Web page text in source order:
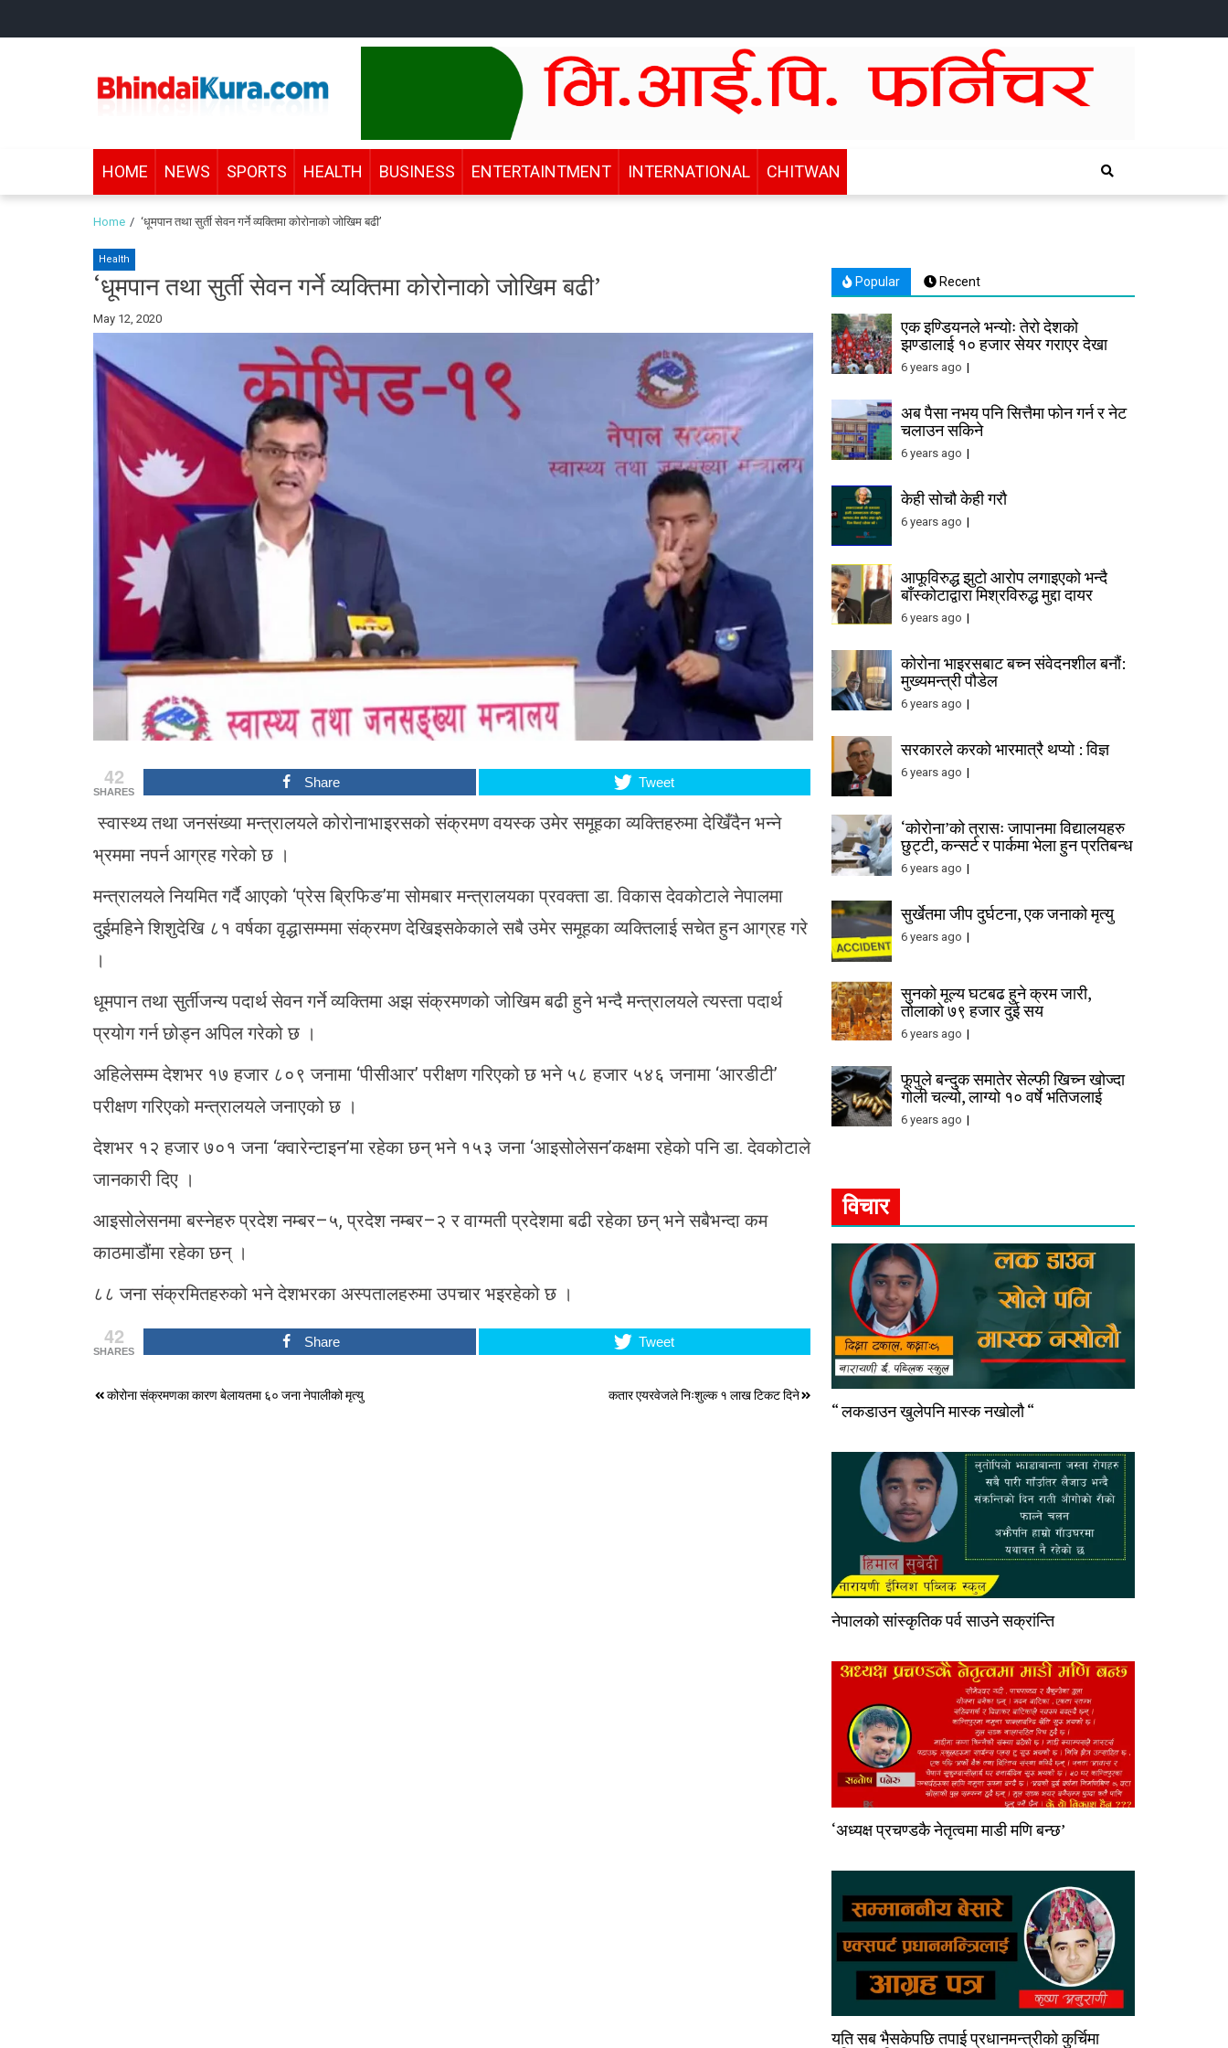
Bhindai Kura
HOME NEWS SPORTS HEALTH BUSINESS ENTERTAINTMENT INTERNATIONAL CHITWAN
Home ‘धूमपान तथा सुर्ती सेवन गर्ने व्यक्तिमा कोरोनाको जोखिम बढी’
Health
‘धूमपान तथा सुर्ती सेवन गर्ने व्यक्तिमा कोरोनाको जोखिम बढी’
By
Bhindai
Kura
May 12, 2020
42
SHARES
Share Tweet
स्वास्थ्य तथा जनसंख्या मन्त्रालयले कोरोनाभाइरसको संक्रमण वयस्क उमेर समूहका व्यक्तिहरुमा देखिँदैन भन्ने
भ्रममा नपर्न आग्रह गरेको छ ।
मन्त्रालयले नियमित गर्दै आएको ‘प्रेस ब्रिफिङ’मा सोमबार मन्त्रालयका प्रवक्ता डा. विकास देवकोटाले नेपालमा
दुईमहिने शिशुदेखि ८१ वर्षका वृद्धासम्ममा संक्रमण देखिइसकेकाले सबै उमेर समूहका व्यक्तिलाई सचेत हुन आग्रह गरे
।
धूमपान तथा सुर्तीजन्य पदार्थ सेवन गर्ने व्यक्तिमा अझ संक्रमणको जोखिम बढी हुने भन्दै मन्त्रालयले त्यस्ता पदार्थ
प्रयोग गर्न छोड्न अपिल गरेको छ ।
अहिलेसम्म देशभर १७ हजार ८०९ जनामा ‘पीसीआर’ परीक्षण गरिएको छ भने ५८ हजार ५४६ जनामा ‘आरडीटी’
परीक्षण गरिएको मन्त्रालयले जनाएको छ ।
देशभर १२ हजार ७०१ जना ‘क्वारेन्टाइन’मा रहेका छन् भने १५३ जना ‘आइसोलेसन’कक्षमा रहेको पनि डा. देवकोटाले
जानकारी दिए ।
आइसोलेसनमा बस्नेहरु प्रदेश नम्बर–५, प्रदेश नम्बर–२ र वाग्मती प्रदेशमा बढी रहेका छन् भने सबैभन्दा कम
काठमाडौंमा रहेका छन् ।
८८ जना संक्रमितहरुको भने देशभरका अस्पतालहरुमा उपचार भइरहेको छ ।
42
SHARES
Share Tweet
Post
कोरोना संक्रमणका कारण बेलायतमा ६० जना नेपालीको मृत्यु कतार एयरवेजले निःशुल्क १ लाख टिकट दिने
Popular Recent
एक इण्डियनले भन्योः तेरो देशको
झण्डालाई १० हजार सेयर गराएर देखा
6 years ago
अब पैसा नभय पनि सित्तैमा फोन गर्न र नेट
चलाउन सकिने
6 years ago
केही सोचौ केही गरौ
6 years ago
आफूविरुद्ध झुटो आरोप लगाइएको भन्दै
बाँस्कोटाद्वारा मिश्रविरुद्ध मुद्दा दायर
6 years ago
कोरोना भाइरसबाट बच्न संवेदनशील बनौं:
मुख्यमन्त्री पौडेल
6 years ago
सरकारले करको भारमात्रै थप्यो : विज्ञ
6 years ago
‘कोरोना’को त्रासः जापानमा विद्यालयहरु
छुट्टी, कन्सर्ट र पार्कमा भेला हुन प्रतिबन्ध
6 years ago
सुर्खेतमा जीप दुर्घटना, एक जनाको मृत्यु
6 years ago
सुनको मूल्य घटबढ हुने क्रम जारी,
तोलाको ७९ हजार दुई सय
6 years ago
फूपुले बन्दुक समातेर सेल्फी खिच्न खोज्दा
गोली चल्यो, लाग्यो १० वर्षे भतिजलाई
6 years ago
विचार
“ लकडाउन खुलेपनि मास्क नखोलौ “
नेपालको सांस्कृतिक पर्व साउने सक्रांन्ति
‘अध्यक्ष प्रचण्डकै नेतृत्वमा माडी मणि बन्छ’
यति सब भैसकेपछि तपाई प्रधानमन्त्रीको कुर्चिमा